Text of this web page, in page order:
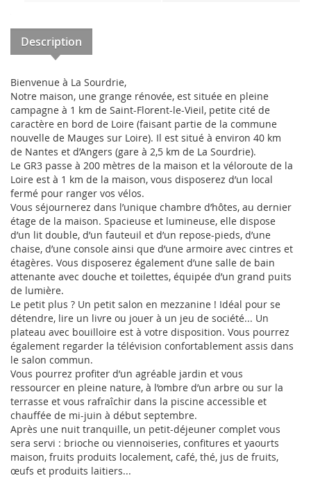
Description
Bienvenue à La Sourdrie,
Notre maison, une grange rénovée, est située en pleine
campagne à 1 km de Saint-Florent-le-Vieil, petite cité de
caractère en bord de Loire (faisant partie de la commune
nouvelle de Mauges sur Loire). Il est situé à environ 40 km
de Nantes et d’Angers (gare à 2,5 km de La Sourdrie).
Le GR3 passe à 200 mètres de la maison et la véloroute de la
Loire est à 1 km de la maison, vous disposerez d’un local
fermé pour ranger vos vélos.
Vous séjournerez dans l’unique chambre d’hôtes, au dernier
étage de la maison. Spacieuse et lumineuse, elle dispose
d’un lit double, d’un fauteuil et d’un repose-pieds, d’une
chaise, d’une console ainsi que d’une armoire avec cintres et
étagères. Vous disposerez également d’une salle de bain
attenante avec douche et toilettes, équipée d’un grand puits
de lumière.
Le petit plus ? Un petit salon en mezzanine ! Idéal pour se
détendre, lire un livre ou jouer à un jeu de société... Un
plateau avec bouilloire est à votre disposition. Vous pourrez
également regarder la télévision confortablement assis dans
le salon commun.
Vous pourrez profiter d’un agréable jardin et vous
ressourcer en pleine nature, à l’ombre d’un arbre ou sur la
terrasse et vous rafraîchir dans la piscine accessible et
chauffée de mi-juin à début septembre.
Après une nuit tranquille, un petit-déjeuner complet vous
sera servi : brioche ou viennoiseries, confitures et yaourts
maison, fruits produits localement, café, thé, jus de fruits,
œufs et produits laitiers...